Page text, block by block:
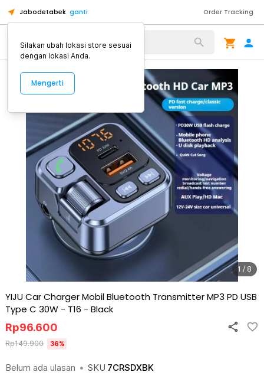
Jabodetabek ganti Order Tracking
Alat Kopi
1 / 8
YIJU Car Charger Mobil Bluetooth Transmitter MP3 PD USB
Type C 30W - T16 - Black
Belum ada ulasan • SKU 7CRSDXBK
Rp96.600
Rp149.900 36%
Silakan ubah lokasi store sesuai
dengan lokasi Anda.
Mengerti